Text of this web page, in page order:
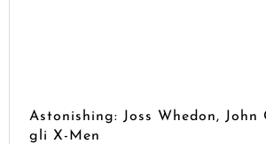
Astonishing: Joss Whedon, John
gli X-Men